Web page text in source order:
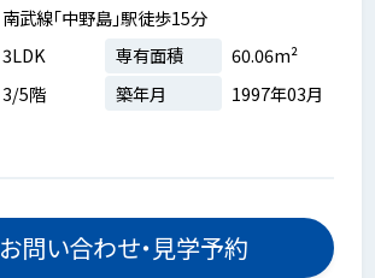
南武線「中野島」駅徒歩15分
3LDK 専有面積
60.06m²
3/5階 築年月 1997年03月
お問い合わせ・見学予約